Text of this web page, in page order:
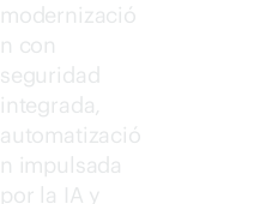
modernizació
n con
seguridad
integrada,
automatizació
n impulsada
por la IA y